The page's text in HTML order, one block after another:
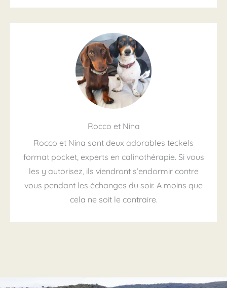
Rocco et Nina
Rocco et Nina sont deux adorables teckels
format pocket, experts en calinothérapie. Si vous
les y autorisez, ils viendront s’endormir contre
vous pendant les échanges du soir. A moins que
cela ne soit le contraire.